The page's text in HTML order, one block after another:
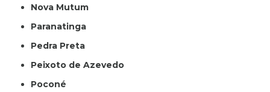
Nova Mutum
Paranatinga
Pedra Preta
Peixoto de Azevedo
Poconé